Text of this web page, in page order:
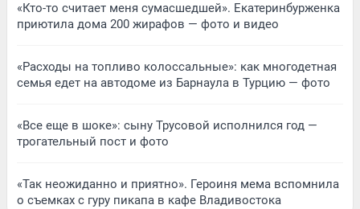
«Кто-то считает меня сумасшедшей». Екатеринбурженка
приютила дома 200 жирафов — фото и видео
«Расходы на топливо колоссальные»: как многодетная
семья едет на автодоме из Барнаула в Турцию — фото
«Все еще в шоке»: сыну Трусовой исполнился год —
трогательный пост и фото
«Так неожиданно и приятно». Героиня мема вспомнила
о съемках с гуру пикапа в кафе Владивостока